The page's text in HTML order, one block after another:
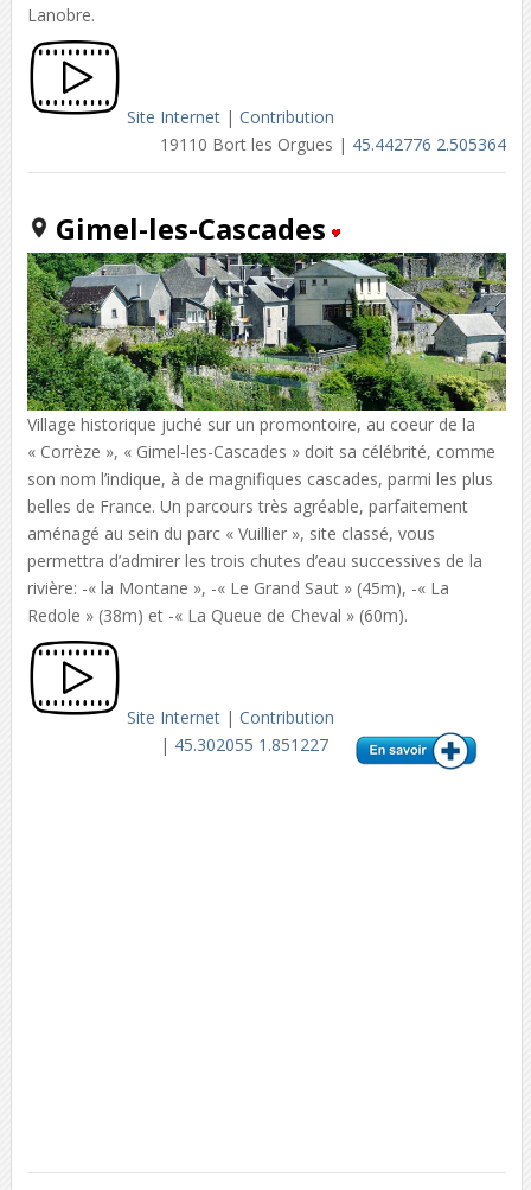
Lanobre.
Site Internet| Contribution
19110 Bort les Orgues | 45.442776 2.505364
Gimel-les-Cascades
Village historique juché sur un promontoire, au coeur de la
« Corrèze », « Gimel-les-Cascades » doit sa célébrité, comme
son nom l’indique, à de magnifiques cascades, parmi les plus
belles de France. Un parcours très agréable, parfaitement
aménagé au sein du parc « Vuillier », site classé, vous
permettra d’admirer les trois chutes d’eau successives de la
rivière: -« la Montane », -« Le Grand Saut » (45m), -« La
Redole » (38m) et -« La Queue de Cheval » (60m).
Site Internet| Contribution
| 45.302055 1.851227